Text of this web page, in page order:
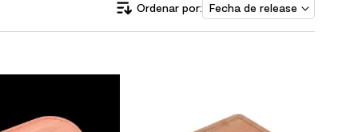
Fecha de release